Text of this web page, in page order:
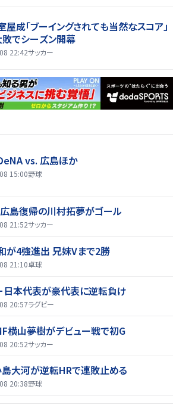
屋成「ブーイングされても当然なスコア」
でシーズン開幕
22:42サッカー
DeNA vs. 広島ほか
15:00野球
島復帰の川村拓夢がゴール
21:52サッカー
が4強進出 兄妹Vまで2勝
21:10卓球
日本代表が豪代表に逆転負け
20:57ラグビー
横山夢樹がデビュー戦で初G
20:52サッカー
島大河が逆転HRで連敗止める
20:38野球